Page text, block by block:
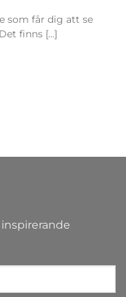
som får dig att se
finns [...]